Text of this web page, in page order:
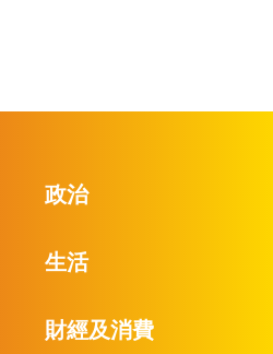
政治
生活
財經及消費